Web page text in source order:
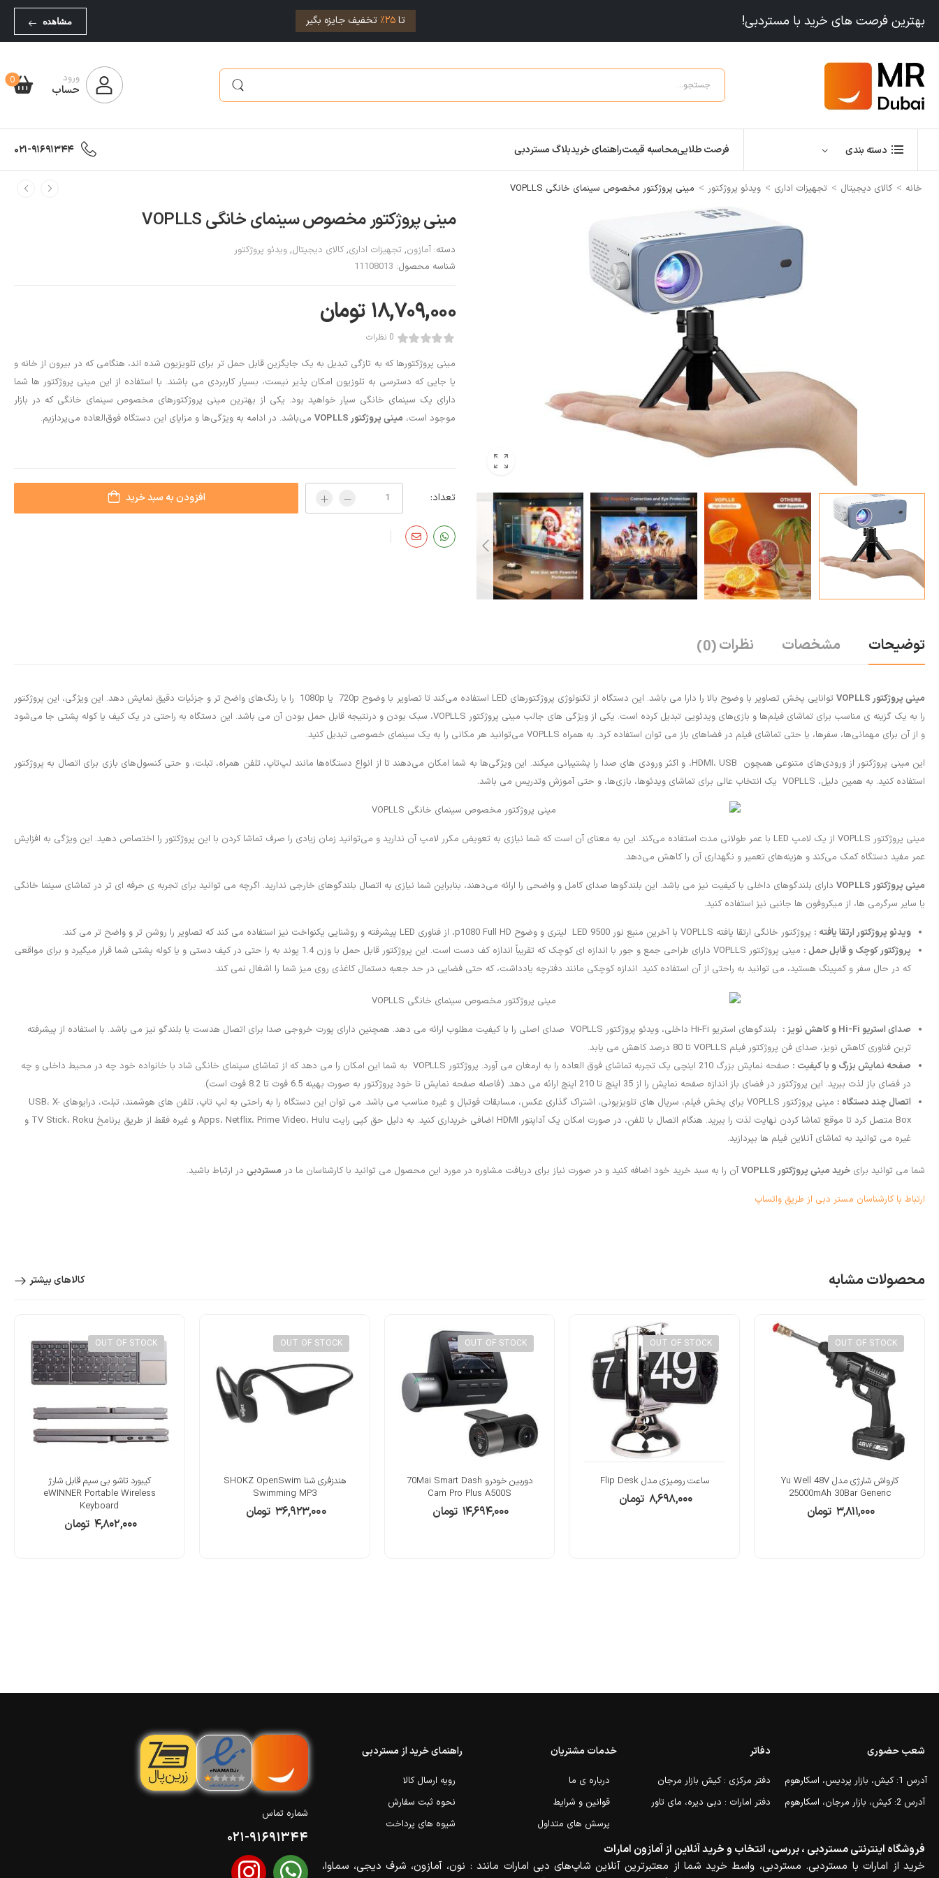
بهترین فرصت های خرید با مستردبی! تا25% تخفیف جایزه بگیر مشاهده
ورود
حساب
0
دسته بندی فرصت طلاییمحاسبه قیمتراهنمای خریدبلاگ مستردبی 021-91691344
خانه > کالای دیجیتال > تجهیزات اداری > ویدئو پروژکتور > مینی پروژکتور مخصوص سینمای خانگی VOPLLS
مینی پروژکتور مخصوص سینمای خانگی VOPLLS
دسته: آمازون, تجهیزات اداری,کالای دیجیتال, ویدئو پروژکتور
شناسه محصول: 11108013
۱۸,۷۰۹,۰۰۰ تومان
0 نظرات
مینی پروژکتورها که به تازگی تبدیل به یک جایگزین قابل حمل تر برای تلویزیون‌ شده اند، هنگامی که در بیرون از خانه و
یا جایی که دسترسی به تلوزیون امکان پذیر نیست، بسیار کاربردی می باشند. با استفاده از این مینی پروژکتور ها شما
دارای یک سینمای خانگی سیار خواهید بود. یکی از بهترین مینی پروژکتورهای مخصوص سینمای خانگی که در بازار
موجود است، مینی پروژکتور VOPLLS می‌باشد. در ادامه به ویژگی‌ها و مزایای این دستگاه فوق‌العاده می‌پردازیم.
تعداد: افزودن به سبد خرید
توضیحات مشخصات نظرات(0)
مینی پروژکتور VOPLLS
توانایی پخش تصاویر با وضوح بالا را دارا می باشد. این دستگاه از تکنولوژی پروژکتورهای LED استفاده می‌کند تا تصاویر با وضوح 720p یا 1080p را با رنگ‌های واضح تر و جزئیات دقیق نمایش دهد. این ویژگی، این پروژکتور
را به یک گزینه ی مناسب برای تماشای فیلم‌ها و بازی‌های ویدئویی تبدیل کرده است. یکی از ویژگی های جالب مینی پروژکتور VOPLLS، سبک بودن و درنتیجه قابل حمل بودن آن می باشد. این دستگاه به راحتی در یک کیف یا کوله پشتی جا می‌شود
و از آن برای مهمانی‌ها، سفرها، یا حتی تماشای فیلم در فضاهای باز می توان استفاده کرد. به همراه VOPLLS می‌توانید هر مکانی را به یک سینمای خصوصی تبدیل کنید.
این مینی پروژکتور از ورودی‌های متنوعی همچون HDMI، USB، و اکثر ورودی های صدا را پشتیبانی میکند. این ویژگی‌ها به شما امکان می‌دهند تا از انواع دستگاه‌ها مانند لپ‌تاپ، تلفن همراه، تبلت، و حتی کنسول‌های بازی برای اتصال به پروژکتور
استفاده کنید. به همین دلیل، VOPLLS یک انتخاب عالی برای تماشای ویدئوها، بازی‌ها، و حتی آموزش وتدریس می باشد.
مینی پروژکتور VOPLLS از یک لامپ LED با عمر طولانی مدت استفاده می‌کند. این به معنای آن است که شما نیازی به تعویض مکرر لامپ آن ندارید و می‌توانید زمان زیادی را صرف تماشا کردن با این پروژکتور را اختصاص دهید. این ویژگی به افزایش
عمر مفید دستگاه کمک می‌کند و هزینه‌های تعمیر و نگهداری آن را کاهش می‌دهد.
مینی پروژکتور VOPLLS
دارای بلندگوهای داخلی با کیفیت نیز می باشد. این بلندگوها صدای کامل و واضحی را ارائه می‌دهند، بنابراین شما نیازی به اتصال بلندگوهای خارجی ندارید. اگرچه می توانید برای تجربه ی حرفه ای تر در تماشای سینما خانگی
یا سایر سرگرمی ها، از میکروفون ها جانبی نیز استفاده کنید.
ویدئو پروژکتور ارتقا یافته : پروژکتور خانگی ارتقا یافته VOPLLS با آخرین منبع نور LED 9500 لیتری و وضوح p1080 Full HD، از فناوری LED پیشرفته و روشنایی یکنواخت نیز استفاده می کند که تصاویر را روشن تر و واضح تر می کند.
پروژکتور کوچک و قابل حمل :
مینی پروژکتور VOPLLS دارای طراحی جمع و جور با اندازه ای کوچک که تقریباً اندازه کف دست است. این پروژکتور قابل حمل با وزن 1.4 پوند به را حتی در کیف دستی و یا کوله پشتی شما قرار میگیرد و برای مواقعی
که در حال سفر و کمپینگ هستید، می توانید به راحتی از آن استفاده کنید. اندازه کوچکی مانند دفترچه یادداشت، که حتی فضایی در حد جعبه دستمال کاغذی روی میز شما را اشغال نمی کند.
صدای استریو Hi-Fi و کاهش نویز :
بلندگوهای استریو Hi-Fi داخلی، ویدئو پروژکتور VOPLLS صدای اصلی را با کیفیت مطلوب ارائه می دهد. همچنین دارای پورت خروجی صدا برای اتصال هدست یا بلندگو نیز می باشد. با استفاده از پیشرفته
ترین فناوری کاهش نویز، صدای فن پروژکتور فیلم VOPLLS تا 80 درصد کاهش می یابد.
صفحه نمایش بزرگ و با کیفیت :
صفحه نمایش بزرگ 210 اینچی یک تجربه تماشای فوق العاده را به ارمغان می آورد. پروژکتور VOPLLS به شما این امکان را می دهد که از تماشای سینمای خانگی شاد با خانواده خود چه در محیط داخلی و چه
در فضای باز لذت ببرید. این پروژکتور در فضای باز اندازه صفحه نمایش را از 35 اینچ تا 210 اینچ ارائه می دهد. (فاصله صفحه نمایش تا خود پروژکتور به صورت بهینه 6.5 فوت تا 8.2 فوت است).
اتصال چند دستگاه :
مینی پروژکتور VOPLLS برای پخش فیلم، سریال های تلویزیونی، اشتراک گذاری عکس، مسابقات فوتبال و غیره مناسب می باشد. می توان این دستگاه را به راحتی به لپ تاپ، تلفن های هوشمند، تبلت، درایوهای USB، X-
Box متصل کرد تا موقع تماشا کردن نهایت لذت را ببرید. هنگام اتصال با تلفن، در صورت امکان یک آداپتور HDMI اضافی خریداری کنید. به دلیل حق کپی رایت Apps، Netflix، Prime Video، Hulu و غیره فقط از طریق برنامخ TV Stick، Roku و
غیره می توانید به تماشای آنلاین فیلم ها بپردازید.
شما می توانید برای خرید مینی پروژکتور VOPLLS آن را به سبد خرید خود اضافه کنید و در صورت نیاز برای دریافت مشاوره در مورد این محصول می توانید با کارشناسان ما در مستردبی در ارتباط باشید.
ارتباط با کارشناسان مستر دبی از طریق واتساپ
محصولات مشابه کالاهای بیشتر
OUT OF STOCK
کارواش شارژی مدل Yu Well 48V
25000mAh 30Bar Generic
۳,۸۱۱,۰۰۰ تومان
OUT OF STOCK
ساعت رومیزی مدل Flip Desk
۸,۶۹۸,۰۰۰ تومان
OUT OF STOCK
دوربین خودرو 70Mai Smart Dash
Cam Pro Plus A500S
۱۴,۶۹۴,۰۰۰ تومان
OUT OF STOCK
هندزفری شنا SHOKZ OpenSwim
Swimming MP3
۳۶,۹۲۳,۰۰۰ تومان
OUT OF STOCK
کیبورد تاشو بی سیم قابل شارژ
eWINNER Portable Wireless
Keyboard
۴,۸۰۲,۰۰۰ تومان
شماره تماس
021-91691344
راهنمای خرید از مستردبی
رویه ارسال کالا
نحوه ثبت سفارش
شیوه های پرداخت
خدمات مشتریان
درباره ی ما
قوانین و شرایط
پرسش های متداول
دفاتر
دفتر مرکزی : کیش بازار مرجان
دفتر امارات : دبی دیره، مای تاور
شعب حضوری
آدرس 1: کیش، بازار پردیس، اسکارهوم
آدرس 2: کیش، بازار مرجان، اسکارهوم
فروشگاه اینترنتی مستردبی ، بررسی، انتخاب و خرید آنلاین از آمازون امارات
خرید از امارات با مستردبی. مستردبی، واسط خرید شما از معتبرترین آنلاین شاپ‌های دبی امارات مانند : نون، آمازون، شرف دیجی، سماوا،